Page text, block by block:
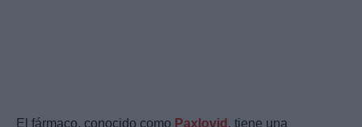
El fármaco, conocido como Paxlovid , tiene una